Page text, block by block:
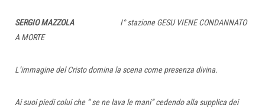
SERGIO MAZZOLAI° stazione GESU VIENE CONDANNATO
A MORTE
L’immagine del Cristo domina la scena come presenza divina.
Ai suoi piedi colui che “ se ne lava le mani” cedendo alla supplica dei